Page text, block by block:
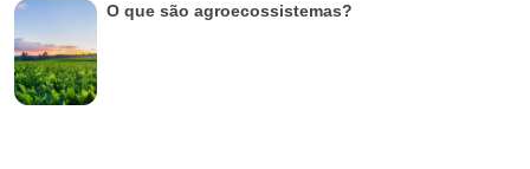
O que são agroecossistemas?